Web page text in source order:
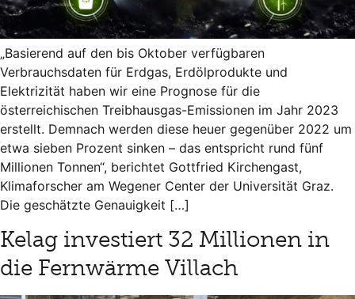
„Basierend auf den bis Oktober verfügbaren
Verbrauchsdaten für Erdgas, Erdölprodukte und
Elektrizität haben wir eine Prognose für die
österreichischen Treibhausgas-Emissionen im Jahr 2023
erstellt. Demnach werden diese heuer gegenüber 2022 um
etwa sieben Prozent sinken – das entspricht rund fünf
Millionen Tonnen“, berichtet Gottfried Kirchengast,
Klimaforscher am Wegener Center der Universität Graz.
Die geschätzte Genauigkeit […]
Kelag investiert 32 Millionen in
die Fernwärme Villach